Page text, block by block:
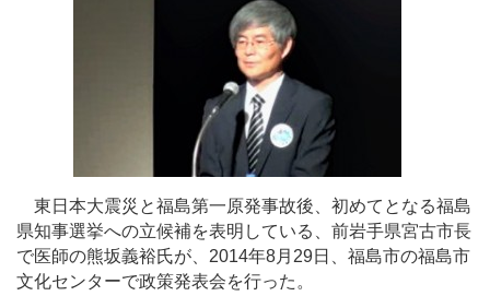
東日本大震災と福島第一原発事故後、初めてとなる福島
県知事選挙への立候補を表明している、前岩手県宮古市長
で医師の熊坂義裕氏が、2014年8月29日、福島市の福島市
文化センターで政策発表会を行った。